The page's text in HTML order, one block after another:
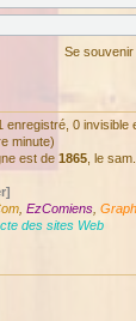
Se souvenir
enregistré, 0 invisible
minute)
est de 1865 , le
EzComiens
des sites Web